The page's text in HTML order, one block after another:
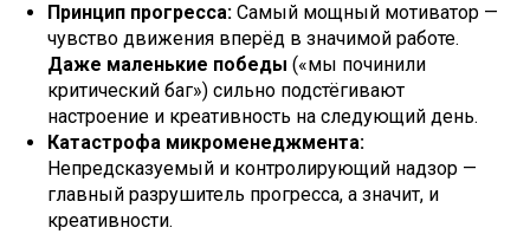
Принцип прогресса: Самый мощный мотиватор —
чувство движения вперёд в значимой работе.
Даже маленькие победы («мы починили
критический баг») сильно подстёгивают
настроение и креативность на следующий день.
Катастрофа микроменеджмента:
Непредсказуемый и контролирующий надзор —
главный разрушитель прогресса, а значит, и
креативности.